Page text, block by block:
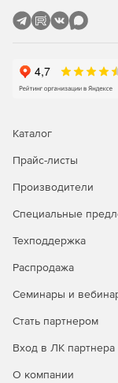
WhatsUp Gold:
IT-средой (pdf).
Работает ли на
Каталог
Прайс-листы
Производители
Специальные
Техподдержка
Распродажа
Семинары и
Стать партнером
Вход в ЛК партнера
О компании